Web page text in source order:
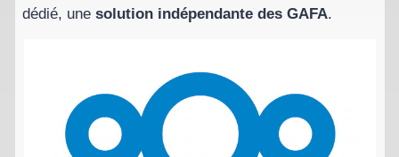
dédié, une solution indépendante des GAFA.